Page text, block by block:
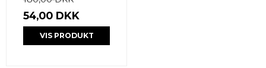
54,00 DKK
VIS PRODUKT